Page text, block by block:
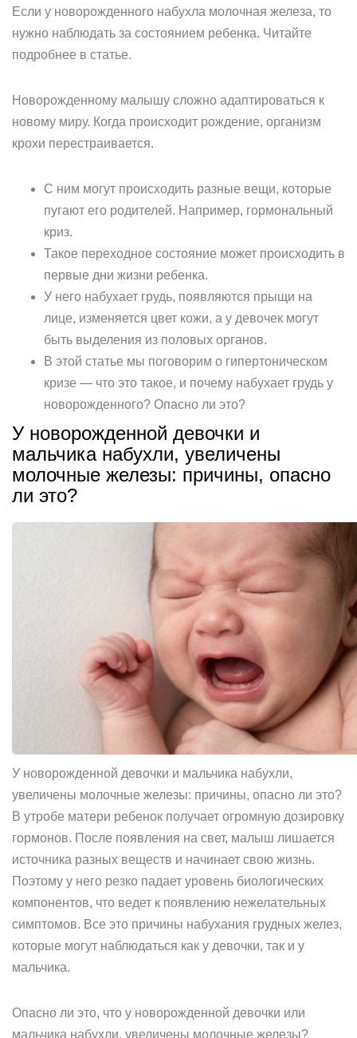
Если у новорожденного набухла молочная железа, то
нужно наблюдать за состоянием ребенка. Читайте
подробнее в статье.
Новорожденному малышу сложно адаптироваться к
новому миру. Когда происходит рождение, организм
крохи перестраивается.
С ним могут происходить разные вещи, которые
пугают его родителей. Например, гормональный
криз.
Такое переходное состояние может происходить в
первые дни жизни ребенка.
У него набухает грудь, появляются прыщи на
лице, изменяется цвет кожи, а у девочек могут
быть выделения из половых органов.
В этой статье мы поговорим о гипертоническом
кризе — что это такое, и почему набухает грудь у
новорожденного? Опасно ли это?
У новорожденной девочки и
мальчика набухли, увеличены
молочные железы: причины, опасно
ли это?
У новорожденной девочки и мальчика набухли,
увеличены молочные железы: причины, опасно ли это?
В утробе матери ребенок получает огромную дозировку
гормонов. После появления на свет, малыш лишается
источника разных веществ и начинает свою жизнь.
Поэтому у него резко падает уровень биологических
компонентов, что ведет к появлению нежелательных
симптомов. Все это причины набухания грудных желез,
которые могут наблюдаться как у девочки, так и у
мальчика.
Опасно ли это, что у новорожденной девочки или
мальчика набухли, увеличены молочные железы?